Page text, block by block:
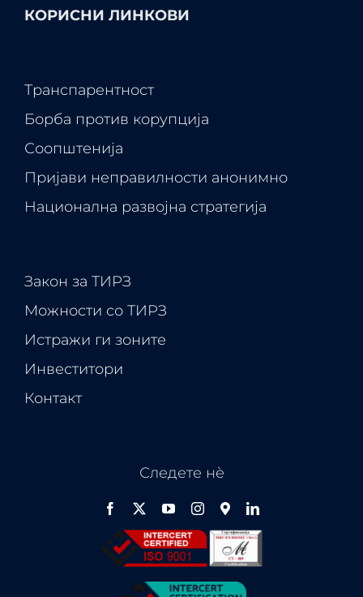
КОРИСНИ ЛИНКОВИ
Транспарентност
Борба против корупција
Соопштенија
Пријави неправилности анонимно
Национална развојна стратегија
Закон за ТИРЗ
Можности со ТИРЗ
Истражи ги зоните
Инвеститори
Контакт
Следете нѐ